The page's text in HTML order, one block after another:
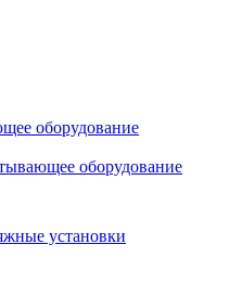
оборудование
оборудование
установки